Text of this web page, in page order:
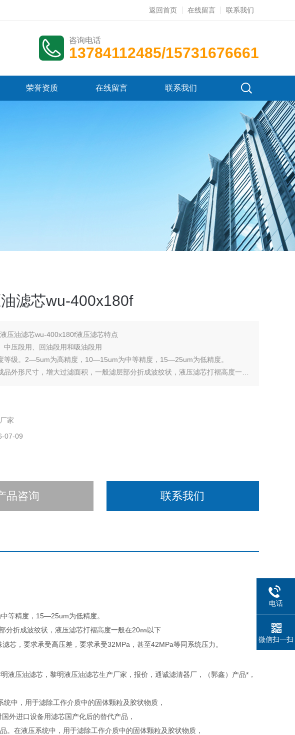
返回首页 在线留言 联系我们
咨询电话
13784112485/15731676661
荣誉资质 在线留言 联系我们
滤芯wu-400x180f
压油滤芯wu-400x180f液压滤芯特点
中压段用、回油段用和吸油段用
等级。2—5um为高精度，10—15um为中等精度，15—25um为低精度。
品外形尺寸，增大过滤面积，一般滤层部分折成波纹状，液压滤芯打褶高度一般
家
07-09
品咨询 联系我们
等精度， 15—25um为低精度。
分折成波纹状，液压滤芯打褶高度一般在20㎜ 以下
滤芯，要求承受高压差，要求承受32MPa ，甚至42MPa等同系统压力。
液压油滤芯，黎明液压油滤芯生产厂家，报价，通诚滤清器厂，（郭鑫）产品*，
中，用于滤除工作介质中的固体颗粒及胶状物质，
外进口设备用滤芯国产化后的替代产品，
。在液压系统中，用于滤除工作介质中的固体颗粒及胶状物质，
电话
微信扫一扫